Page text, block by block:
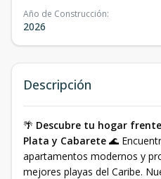
Año de Construcción:
2026
Descripción
🌴 Descubre tu hogar
Plata y Cabarete 🌊
apartamentos modernos y
mejores playas del Caribe.